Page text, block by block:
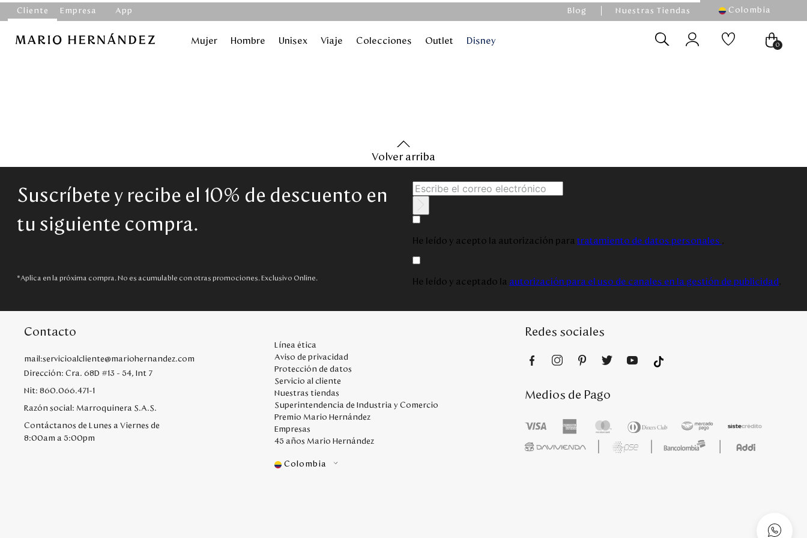
Cliente Empresa App Blog Nuestras Tiendas Colombia
Mujer Hombre Unisex Viaje Colecciones Outlet Disney 0
Volver arriba
Suscríbete y recibe el 10% de descuento en
tu siguiente compra.
*Aplica en la próxima compra. No es acumulable con otras promociones. Exclusivo Online.
He leído y acepto la autorización para tratamiento de datos personales .
He leído y aceptado la autorización para el uso de canales en la gestión de publicidad .
Contacto
mail:servicioalcliente@mariohernandez.com
Dirección: Cra. 68D #13 - 54, Int 7
Nit: 860.066.471-1
Razón social: Marroquinera S.A.S.
Contáctanos de Lunes a Viernes de
8:00am a 5:00pm
Línea ética
Aviso de privacidad
Protección de datos
Servicio al cliente
Nuestras tiendas
Superintendencia de Industria y Comercio
Premio Mario Hernández
Empresas
45 años Mario Hernández
Colombia
Redes sociales
Medios de Pago